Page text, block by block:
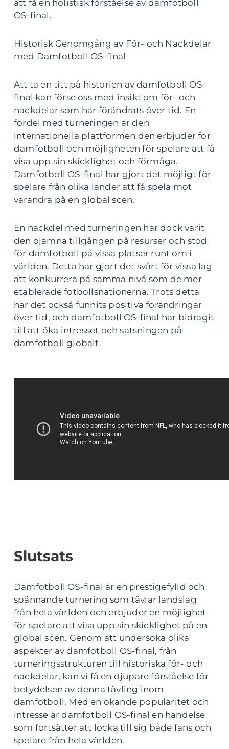
att få en holistisk förståelse av damfotboll
OS-final.
Historisk Genomgång av För- och Nackdelar
med Damfotboll OS-final
Att ta en titt på historien av damfotboll OS-
final kan förse oss med insikt om för- och
nackdelar som har förändrats över tid. En
fördel med turneringen är den
internationella plattformen den erbjuder för
damfotboll och möjligheten för spelare att få
visa upp sin skicklighet och förmåga.
Damfotboll OS-final har gjort det möjligt för
spelare från olika länder att få spela mot
varandra på en global scen.
En nackdel med turneringen har dock varit
den ojämna tillgången på resurser och stöd
för damfotboll på vissa platser runt om i
världen. Detta har gjort det svårt för vissa lag
att konkurrera på samma nivå som de mer
etablerade fotbollsnationerna. Trots detta
har det också funnits positiva förändringar
över tid, och damfotboll OS-final har bidragit
till att öka intresset och satsningen på
damfotboll globalt.
Slutsats
Damfotboll OS-final är en prestigefylld och
spännande turnering som tävlar landslag
från hela världen och erbjuder en möjlighet
för spelare att visa upp sin skicklighet på en
global scen. Genom att undersöka olika
aspekter av damfotboll OS-final, från
turneringsstrukturen till historiska för- och
nackdelar, kan vi få en djupare förståelse för
betydelsen av denna tävling inom
damfotboll. Med en ökande popularitet och
intresse är damfotboll OS-final en händelse
som fortsätter att locka till sig både fans och
spelare från hela världen.